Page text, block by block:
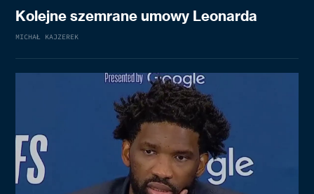
Kolejne szemrane umowy Leonarda
MICHAŁ KAJZEREK